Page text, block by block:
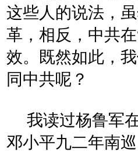
这些人的说法，
革，相反，中共
效。既然如此，
同中共呢？
我读过杨鲁军
邓小平九二年南